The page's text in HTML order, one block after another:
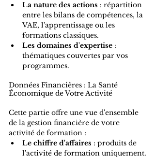
La nature des actions : répartition
entre les bilans de compétences, la
VAE, l'apprentissage ou les
formations classiques.
Les domaines d'expertise :
thématiques couvertes par vos
programmes.
Données Financières : La Santé
Économique de Votre Activité
Cette partie offre une vue d'ensemble
de la gestion financière de votre
activité de formation :
Le chiffre d'affaires : produits de
l'activité de formation uniquement.